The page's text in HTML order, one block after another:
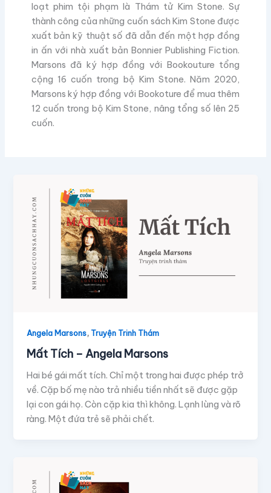
loạt phim tội phạm là Thám tử Kim Stone. Sự
thành công của những cuốn sách Kim Stone được
xuất bản kỹ thuật số đã dẫn đến một hợp đồng
in ấn với nhà xuất bản Bonnier Publishing Fiction.
Marsons đã ký hợp đồng với Bookouture tổng
cộng 16 cuốn trong bộ Kim Stone.Năm 2020,
Marsons ký hợp đồng với Bookoture để mua thêm
12 cuốn trong bộ Kim Stone, nâng tổng số lên 25
cuốn.
Angela Marsons, Truyện Trinh Thám
Mất Tích – Angela Marsons
Hai bé gái mất tích. Chỉ một trong hai được phép trở
về. Cặp bố mẹ nào trả nhiều tiền nhất sẽ được gặp
lại con gái họ. Còn cặp kia thì không. Lạnh lùng và rõ
ràng. Một đứa trẻ sẽ phải chết.